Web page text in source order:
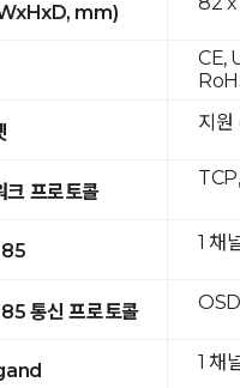
mm)
크 프로토콜
통신 프로토콜
CE,
지
1 채
1 채